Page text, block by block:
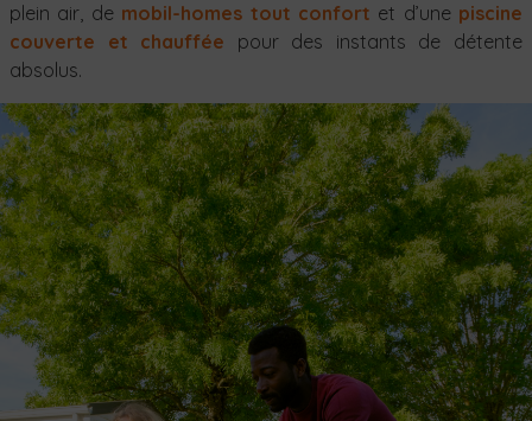
plein air, de mobil-homes tout confort et d’une piscine
couverte et chauffée pour des instants de détente
absolus.